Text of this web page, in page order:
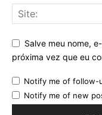
Salve meu nome,
próxima vez que eu
Notify me of follow-
Notify me of new